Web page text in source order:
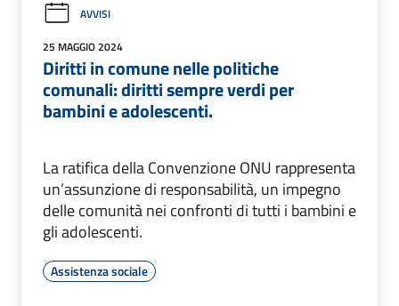
AVVISI
25 MAGGIO 2024
Diritti in comune nelle politiche
comunali: diritti sempre verdi per
bambini e adolescenti.
La ratifica della Convenzione ONU rappresenta
un’assunzione di responsabilità, un impegno
delle comunità nei confronti di tutti i bambini e
gli adolescenti.
Assistenza sociale